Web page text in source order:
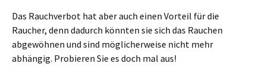
Das Rauchverbot hat aber auch einen Vorteil für die
Raucher, denn dadurch könnten sie sich das Rauchen
abgewöhnen und sind möglicherweise nicht mehr
abhängig. Probieren Sie es doch mal aus!